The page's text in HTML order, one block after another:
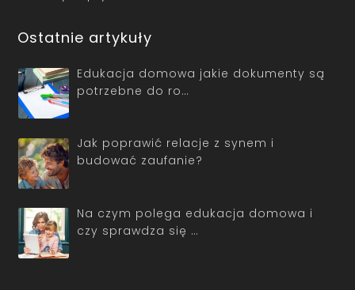
Ostatnie artykuły
Edukacja domowa jakie dokumenty są
potrzebne do ro…
Jak poprawić relacje z synem i
budować zaufanie?
Na czym polega edukacja domowa i
czy sprawdza się …